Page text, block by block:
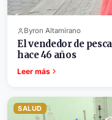
Byron Altamirano
El vendedor de
hace 46 años
Leer más
SALUD